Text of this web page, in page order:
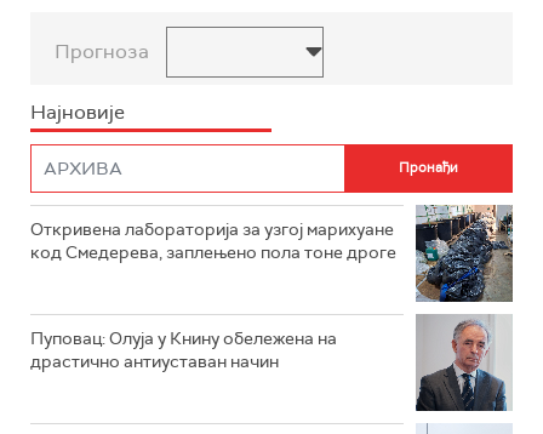
Прогноза
Најновије
Откривена лабораторија за узгој марихуане
код Смедерева, заплењено пола тоне дроге
Пуповац: Олуја у Книну обележена на
драстично антиуставан начин